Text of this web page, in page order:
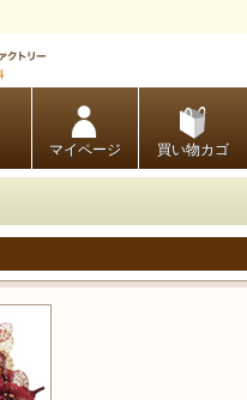
マイページ 買い物カゴ